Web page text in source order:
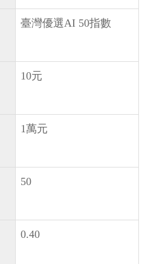
臺灣優選AI 50指數
10元
1萬元
50
0.40